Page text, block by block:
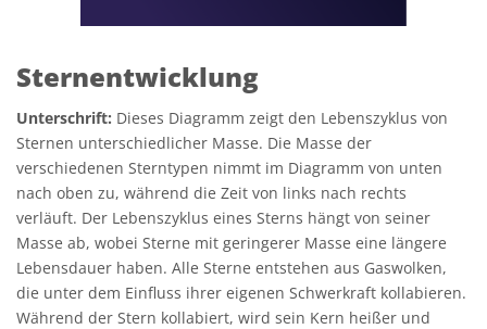
Sternentwicklung
Unterschrift: Dieses Diagramm zeigt den Lebenszyklus von
Sternen unterschiedlicher Masse. Die Masse der
verschiedenen Sterntypen nimmt im Diagramm von unten
nach oben zu, während die Zeit von links nach rechts
verläuft. Der Lebenszyklus eines Sterns hängt von seiner
Masse ab, wobei Sterne mit geringerer Masse eine längere
Lebensdauer haben. Alle Sterne entstehen aus Gaswolken,
die unter dem Einfluss ihrer eigenen Schwerkraft kollabieren.
Während der Stern kollabiert, wird sein Kern heißer und